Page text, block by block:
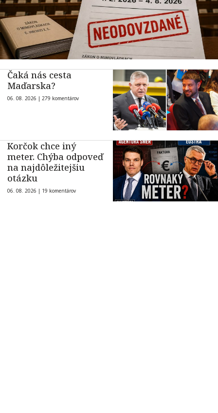
Čaká nás cesta
Maďarska?
06. 08. 2026 | 279 komentárov
Korčok chce iný
meter. Chýba odpoveď
na najdôležitejšiu
otázku
06. 08. 2026 | 19 komentárov